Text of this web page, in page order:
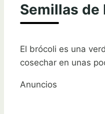
Semillas de
El brócoli es una
cosechar en unas
Anuncios